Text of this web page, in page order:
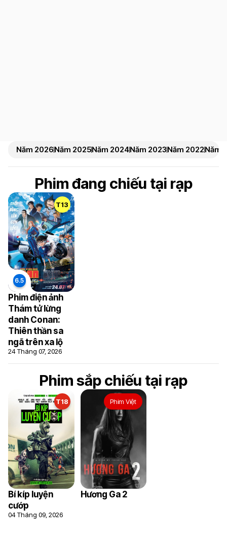
Năm 2026Năm 2025Năm 2024Năm 2023Năm 2022Năm
Phim đang chiếu tại rạp
T13
6.5
Phim điện ảnh
Thám tử lừng
danh Conan:
Thiên thần sa
ngã trên xa lộ
24 Tháng 07, 2026
Phim sắp chiếu tại rạp
T18
Bí kíp luyện
cướp
04 Tháng 09, 2026
Phim Việt
Hương Ga 2